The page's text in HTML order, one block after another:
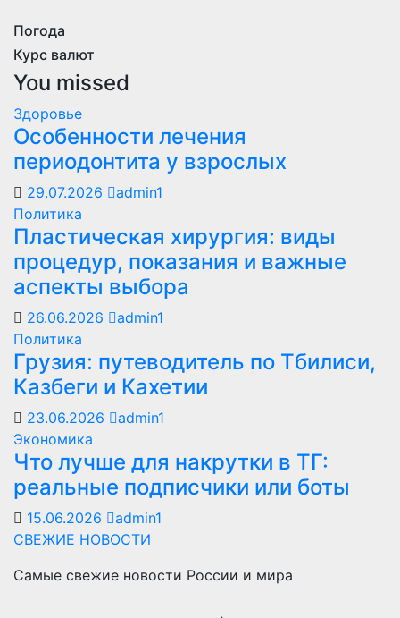
Погода
Курс валют
You missed
Здоровье
Особенности лечения
периодонтита у взрослых
29.07.2026
admin1
Политика
Пластическая хирургия: виды
процедур, показания и важные
аспекты выбора
26.06.2026
admin1
Политика
Грузия: путеводитель по Тбилиси,
Казбеги и Кахетии
23.06.2026
admin1
Экономика
Что лучше для накрутки в ТГ:
реальные подписчики или боты
15.06.2026
admin1
СВЕЖИЕ НОВОСТИ
Самые свежие новости России и мира